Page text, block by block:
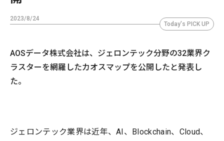
2023/8/24
Today's PICK UP
AOSデータ株式会社は、ジェロンテック分野の32業界ク
ラスターを網羅したカオスマップを公開したと発表し
た。
ジェロンテック業界は近年、AI、Blockchain、Cloud、